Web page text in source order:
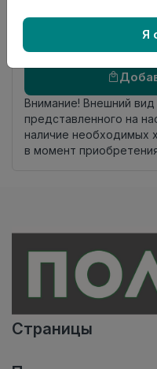
комплекта
Осталось54 упак
Внимание! Внешний
представленного на
наличие необходимых
в момент
Страницы
Я